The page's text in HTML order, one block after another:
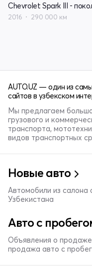
2016 290 000 км
AUTO.UZ — один из
сайтов в узбекском
Мы предлагаем
грузового и
транспорта,
видов транспортных
Новые авто
Автомобили из
Узбекистана
Авто с
Объявления о
продажа авто с